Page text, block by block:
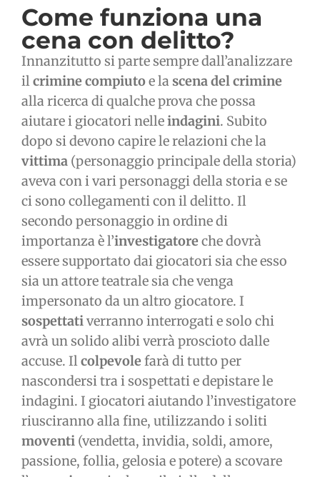
Come funziona una
cena con delitto?
Innanzitutto si parte sempre dall’analizzare
ilcrimine compiutoe lascena del crimine
alla ricerca di qualche prova che possa
aiutare i giocatori nelleindagini. Subito
dopo si devono capire le relazioni che la
vittima (personaggio principale della storia)
aveva con i vari personaggi della storia e se
ci sono collegamenti con il delitto. Il
secondo personaggio in ordine di
importanza è l’investigatore che dovrà
essere supportato dai giocatori sia che esso
sia un attore teatrale sia che venga
impersonato da un altro giocatore. I
sospettativerranno interrogati e solo chi
avrà un solido alibi verrà proscioto dalle
accuse. Ilcolpevole farà di tutto per
nascondersi tra i sospettati e depistare le
indagini. I giocatori aiutando l’investigatore
riusciranno alla fine, utilizzando i soliti
moventi (vendetta, invidia, soldi, amore,
passione, follia, gelosia e potere) a scovare